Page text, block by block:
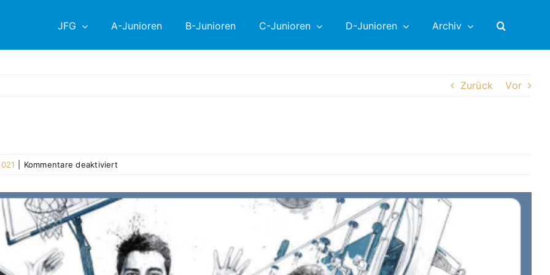
JFG A-Junioren B-Junioren C-Junioren D-Junioren Archiv
Zurück Vor
Kommentare deaktiviertfür
264
Scheine
gesammelt